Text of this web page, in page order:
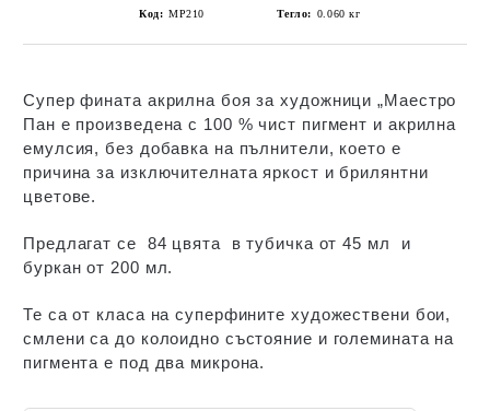
Код: MP210 Тегло: 0.060 кг
Супер фината акрилна боя за художници „Маестро
Пан е произведена с 100 % чист пигмент и акрилна
емулсия, без добавка на пълнители, което е
причина за изключителната яркост и брилянтни
цветове.
Предлагат се 84 цвята в тубичка от 45 мл и
буркан от 200 мл.
Те са от класа на суперфините художествени бои,
смлени са до колоидно състояние и големината на
пигмента е под два микрона.